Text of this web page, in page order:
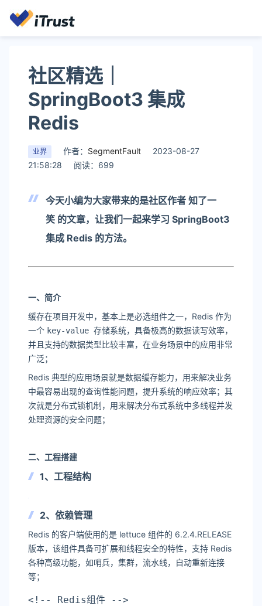
社区精选｜
SpringBoot3 集成
Redis
业界 作者： SegmentFault
2023-08-27
21:58:28
阅读：699
今天小编为大家带来的是社区作者 知了一
笑 的文章，让我们一起来学习 SpringBoot3
集成 Redis 的方法。
一、简介
缓存在项目开发中，基本上是必选组件之一，Redis 作为
一个 key-value 存储系统，具备极高的数据读写效率，
并且支持的数据类型比较丰富，在业务场景中的应用非常
广泛；
Redis 典型的应用场景就是数据缓存能力，用来解决业务
中最容易出现的查询性能问题，提升系统的响应效率；其
次就是分布式锁机制，用来解决分布式系统中多线程并发
处理资源的安全问题；
二、工程搭建
1、工程结构
2、依赖管理
Redis 的客户端使用的是 lettuce 组件的 6.2.4.RELEASE
版本，该组件具备可扩展和线程安全的特性，支持 Redis
各种高级功能，如哨兵，集群，流水线，自动重新连接
等；
<!-- Redis组件 -->